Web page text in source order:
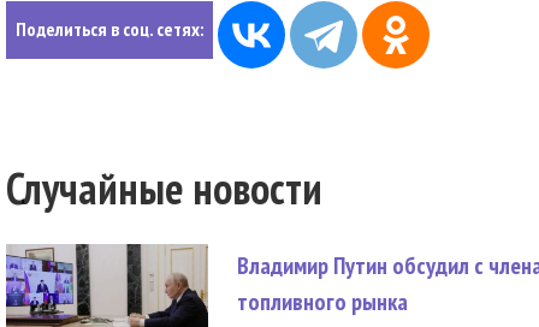
Поделиться в соц. сетях:
Случайные новости
Владимир Путин обсудил с
топливного рынка